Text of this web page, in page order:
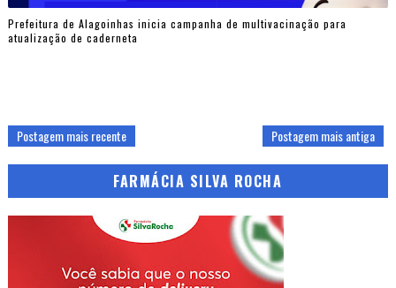
Prefeitura de Alagoinhas inicia campanha de multivacinação para
atualização de caderneta
Postagem mais recente Postagem mais antiga
FARMÁCIA SILVA ROCHA